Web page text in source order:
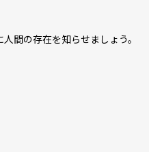
間の存在を知らせましょう。